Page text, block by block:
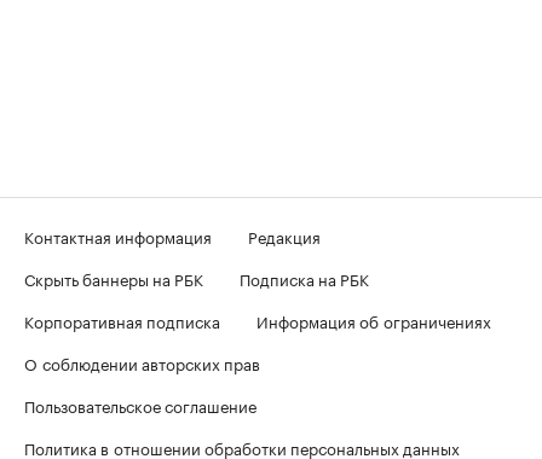
Контактная информация
Редакция
Скрыть баннеры на РБК
Подписка на РБК
Корпоративная подписка
Информация об ограничениях
О соблюдении авторских прав
Пользовательское соглашение
Политика в отношении обработки персональных данных